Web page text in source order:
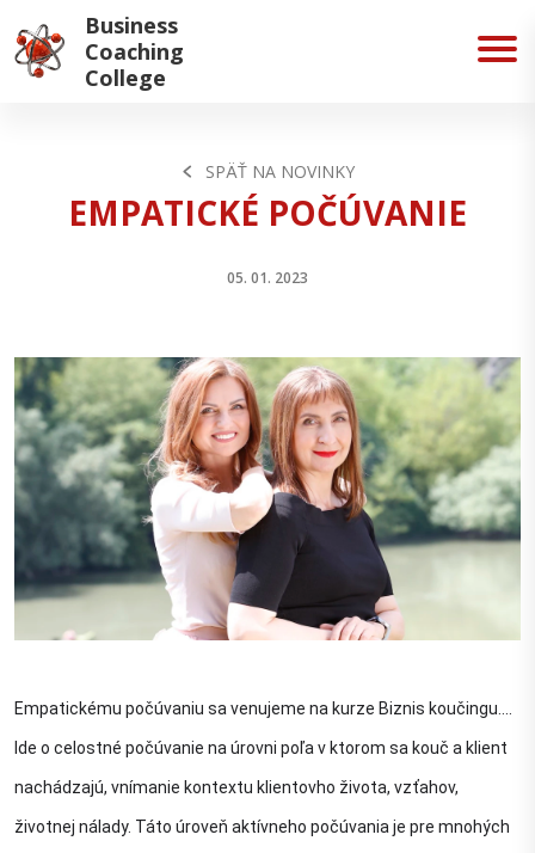
Business
Coaching
College
SPÄŤ NA NOVINKY
EMPATICKÉ POČÚVANIE
05. 01. 2023
Empatickému počúvaniu sa venujeme na kurze Biznis koučingu....
Ide o celostné počúvanie na úrovni poľa v ktorom sa kouč a klient
nachádzajú, vnímanie kontextu klientovho života, vzťahov,
životnej nálady. Táto úroveň aktívneho počúvania je pre mnohých